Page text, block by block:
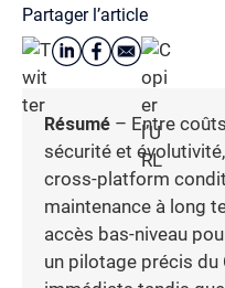
Partager l’article
Résumé – Entre
sécurité et
cross-platform
maintenance à long
accès bas-niveau
un pilotage précis